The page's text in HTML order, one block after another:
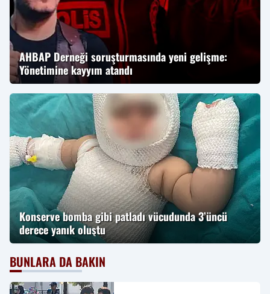
AHBAP Derneği soruşturmasında yeni gelişme:
Yönetimine kayyım atandı
Konserve bomba gibi patladı vücudunda 3’üncü
derece yanık oluştu
BUNLARA DA BAKIN